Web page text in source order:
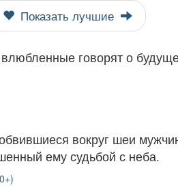
Показать лучшие
говорят о
вокруг шеи
ему судьбой с неба.